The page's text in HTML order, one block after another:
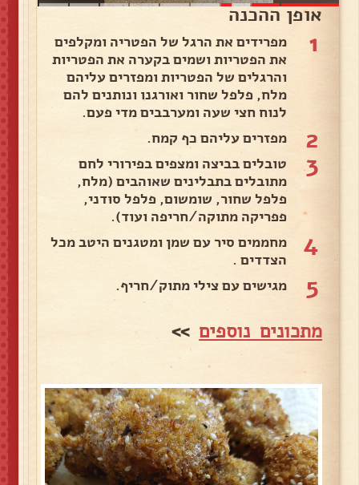
אופן ההכנה
1
מפרידים את הרגל של הפטריה ומקלפים
את הפטריות ושמים בקערה את הפטריות
והרגלים של הפטריות ומפזרים עליהם
מלח, פלפל שחור ואורגנו ונותנים להם
לנוח חצי שעה ומערבבים מדי פעם.
2 מפזרים עליהם כף קמח.
3
טובלים בביצה ומצפים בפירורי לחם
מתובלים בתבלינים שאוהבים (מלח,
פלפל שחור, שומשום, פלפל סודני,
פפריקה מתוקה/חריפה ועוד).
4
מחממים סיר עם שמן ומטגנים היטב מכל
הצדדים .
5 מגישים עם צילי מתוק/חריף.
מתכונים נוספים >>